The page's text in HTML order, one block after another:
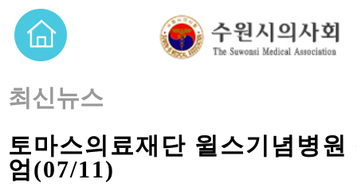
최신뉴스
토마스의료재단 윌스기념병원
엄(07/11)